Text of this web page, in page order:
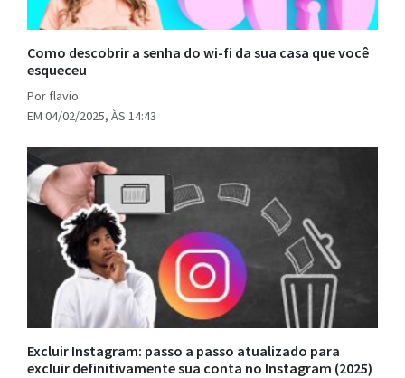
Como descobrir a senha do wi-fi da sua casa que você
esqueceu
Por flavio
EM 04/02/2025, ÀS 14:43
Excluir Instagram: passo a passo atualizado para
excluir definitivamente sua conta no Instagram (2025)